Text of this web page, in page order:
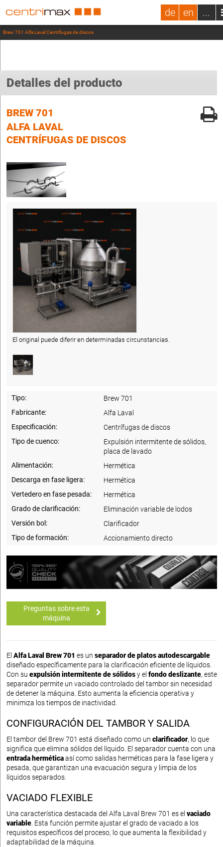
de en ...
Brew 701 Alfa Laval Centrífugas de discos
Detalles del producto
BREW 701
ALFA LAVAL
CENTRÍFUGAS DE DISCOS
El original puede diferir en determinadas circunstancias.
Tipo:
Brew 701
Fabricante:
Alfa Laval
Especificación:
Centrífugas de discos
Tipo de cuenco:
Expulsión intermitente de sólidos,
placa de lavado
Alimentación:
Hermética
Descarga en fase ligera:
Hermética
Vertedero en fase pesada:
Hermética
Grado de clarificación:
Eliminación variable de lodos
Versión bol:
Clarificador
Tipo de formación:
Accionamiento directo
Preguntas sobre esta
máquina
El Alfa Laval Brew 701 es un separador de platos autodescargable
diseñado específicamente para la clarificación eficiente de líquidos.
Con su expulsión intermitente de sólidosy el fondo deslizante, este
separador permite un vaciado controlado del tambor sin necesidad
de detener la máquina. Esto aumenta la eficiencia operativa y
minimiza los tiempos de inactividad.
CONFIGURACIÓN DEL TAMBOR Y SALIDA
El tambor del Brew 701 está diseñado como un clarificador, lo que
significa que elimina sólidos del líquido. El separador cuenta con una
entrada herméticaasí como salidas herméticas para la fase ligera y
pesada, que garantizan una evacuación segura y limpia de los
líquidos separados.
VACIADO FLEXIBLE
Una característica destacada del Alfa Laval Brew 701 es el vaciado
variable . Esta función permite ajustar el grado de vaciado a los
requisitos específicos del proceso, lo que aumenta la flexibilidad y
adaptabilidad de la máquina.